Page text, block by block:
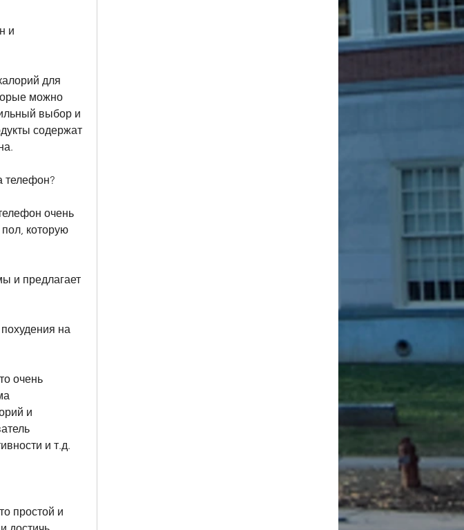
и
для
можно
выбор и
содержат
телефон?
очень
которую
и предлагает
на
очень
и
и т.д.
простой и